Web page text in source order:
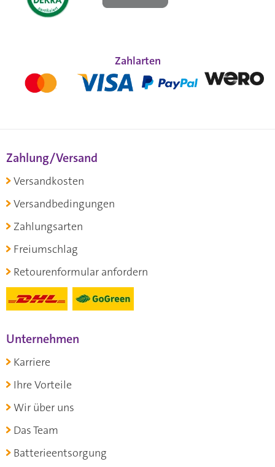
Zahlarten
Zahlung/Versand
Versandkosten
Versandbedingungen
Zahlungsarten
Freiumschlag
Retourenformular anfordern
Unternehmen
Karriere
Ihre Vorteile
Wir über uns
Das Team
Batterieentsorgung